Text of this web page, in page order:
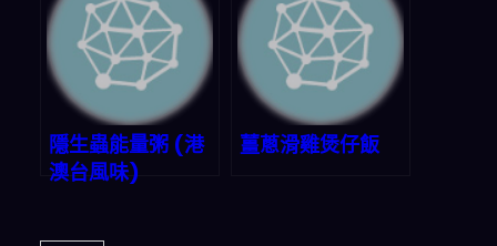
隱生蟲能量粥 (港
澳台風味)
薑蔥滑雞煲仔飯